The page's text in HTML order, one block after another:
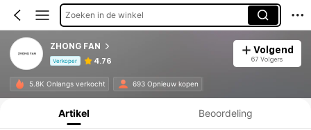
Zoeken in de winkel
ZHONG FAN
Verkoper 4.76
Volgend
67 Volgers
5.8K Onlangs verkocht 693 Opnieuw kopen
Productinformatie: Prijsopenbaring, Verkoop- en Voorraadgegevens.
Artikel Beoordeling